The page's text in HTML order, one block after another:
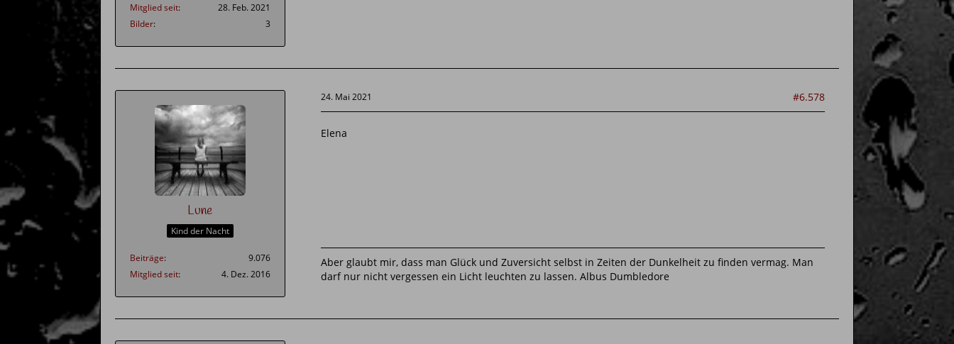
Mitglied seit
28. Feb. 2021
Bilder
3
Lune
Kind der Nacht
Beiträge
9.076
Mitglied seit
4. Dez. 2016
24. Mai 2021 #6.578
Elena
Aber glaubt mir, dass man Glück und Zuversicht selbst in Zeiten der Dunkelheit zu finden vermag. Man
darf nur nicht vergessen ein Licht leuchten zu lassen. Albus Dumbledore